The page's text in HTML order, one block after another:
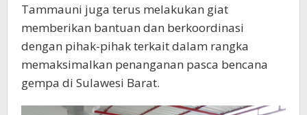
Tammauni juga terus melakukan giat
memberikan bantuan dan berkoordinasi
dengan pihak-pihak terkait dalam rangka
memaksimalkan penanganan pasca bencana
gempa di Sulawesi Barat.